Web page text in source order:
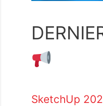
SketchUp